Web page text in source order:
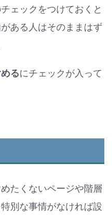
ェックをつけておくと
ある人はそのままはず
るにチェックが入って
たくないページや階層
別な事情がなければ設